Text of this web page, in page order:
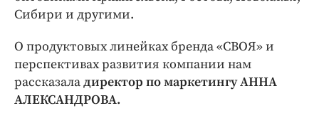
Сибири и другими.
О продуктовых линейках бренда «СВОЯ» и
перспективах развития компании нам
рассказаладиректор по маркетингу АННА
АЛЕКСАНДРОВА.